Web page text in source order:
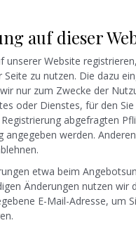
auf dieser
unserer Website
zu nutzen. Die dazu
nur zum Zwecke der
oder Dienstes, für den
abgefragten
angegeben werden.
etwa beim
Änderungen nutzen wir
E-Mail-Adresse, um